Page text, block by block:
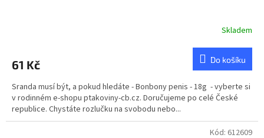
Skladem
61 Kč Do košíku
Sranda musí být, a pokud hledáte - Bonbony penis - 18g - vyberte si
v rodinném e-shopu ptakoviny-cb.cz. Doručujeme po celé České
republice. Chystáte rozlučku na svobodu nebo...
Kód: 612609